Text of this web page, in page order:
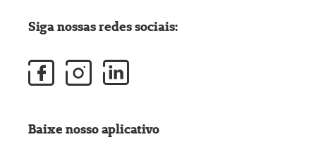
Siga nossas redes sociais:
Baixe nosso aplicativo